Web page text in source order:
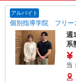
アルバイト
個別指導学院 フリ
週
系
当
コ